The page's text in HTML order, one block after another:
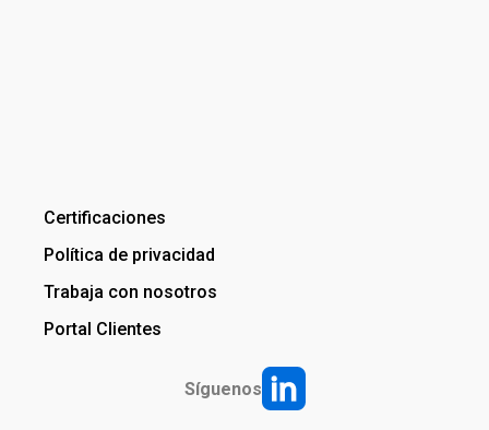
Certificaciones
Política de privacidad
Trabaja con nosotros
Portal Clientes
Síguenos